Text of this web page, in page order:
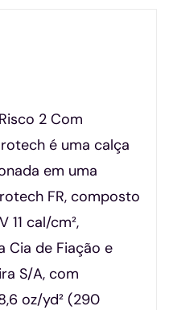
2 Com
é uma calça
em uma
FR, composto
11 cal/cm²,
Cia de Fiação e
S/A, com
oz/yd² (290